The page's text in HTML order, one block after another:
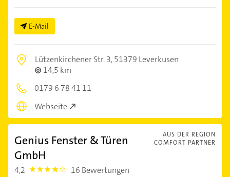
E-Mail
Lützenkirchener Str. 3,51379 Leverkusen
14,5 km
0179 6 78 41 11
Webseite
AUS DER REGION
COMFORT PARTNER
Genius Fenster & Türen
GmbH
4,2 4.2000003 16 Bewertungen